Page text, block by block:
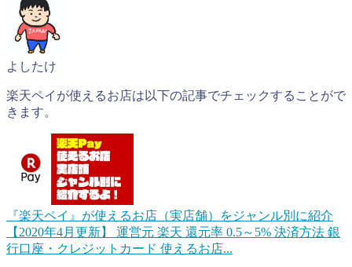
よしたけ
楽天ペイが使えるお店は以下の記事でチェックすることがで
きます。
『楽天ペイ』が使えるお店（実店舗）をジャンル別に紹介
【2020年4月更新】
運営元 楽天 還元率 0.5～5% 決済方法 銀
行口座・クレジットカード 使えるお店...